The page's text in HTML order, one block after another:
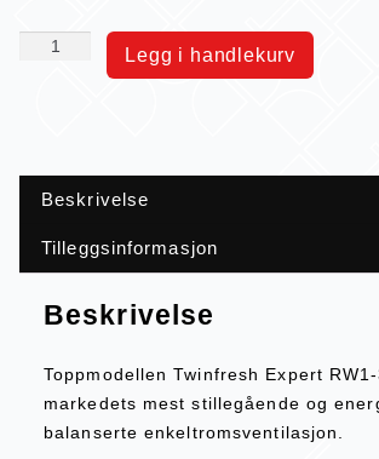
Legg i handlekurv
Beskrivelse
Tilleggsinformasjon
Beskrivelse
Toppmodellen Twinfresh Expert
markedets mest stillegående og
balanserte enkeltromsventilasjon.